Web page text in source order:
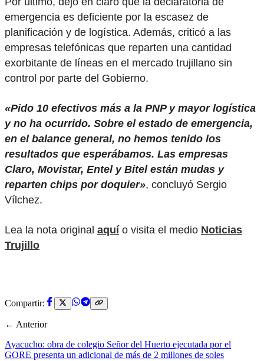
emergencia es deficiente por la escasez de
planificación y de logística. Además, criticó a las
empresas telefónicas que reparten una cantidad
exorbitante de líneas en el mercado trujillano sin
control por parte del Gobierno.
«Pido 10 efectivos más a la PNP y mayor logística
y no ha ocurrido. Sobre el estado de emergencia,
en el balance general, no hemos tenido los
resultados que esperábamos. Las empresas
Claro, Movistar, Entel y Bitel están mudas y
reparten chips por doquier», concluyó Sergio
Vílchez.
Lea la nota original aquío visita el medio Noticias
Trujillo
Compartir:
← Anterior
Ayacucho: obra de colegio Señor del Huerto ejecutada por el
GORE presenta un adicional de más de 2 millones de soles